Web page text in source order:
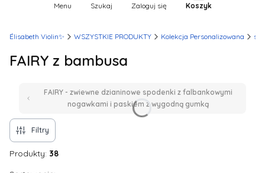
Menu Szukaj Zaloguj się Koszyk
Élisabeth Violin✨ WSZYSTKIE PRODUKTY Kolekcja Personalizowana
FAIRY z bambusa
FAIRY - zwiewne dzianinowe spodenki z falbankowymi
nogawkami i paskiem z wygodną gumką
Filtry
Produkty: 38